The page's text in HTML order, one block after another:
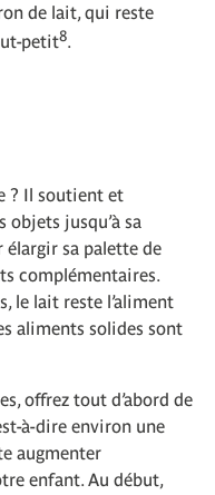
de lait, qui reste
petit8.
? Il soutient et
jusqu’à sa
sa palette de
complémentaires.
le lait reste l’aliment
aliments solides sont
offrez tout d’abord de
à-dire environ une
augmenter
enfant. Au début,